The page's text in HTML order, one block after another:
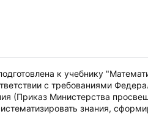
к учебнику
с требованиями
(Приказ Министерства
знания,